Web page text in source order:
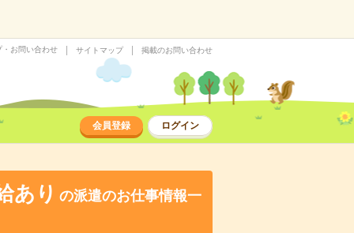
・お問い合わせ サイトマップ 掲載のお問い合わせ
会員登録 ログイン
あり の派遣のお仕事情報一